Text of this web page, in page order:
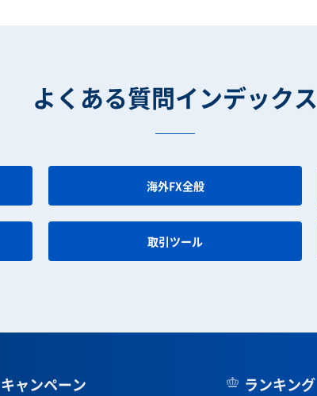
よくある質問インデックス
海外FX全般
取引ツール
キャンペーン ランキング